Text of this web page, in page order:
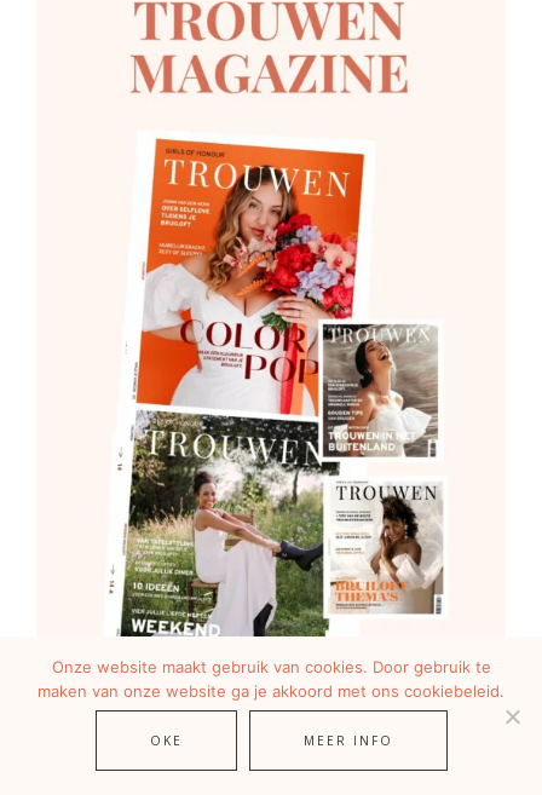
Onze website maakt gebruik van cookies. Door gebruik te
maken van onze website ga je akkoord met ons cookiebeleid.
OKE MEER INFO